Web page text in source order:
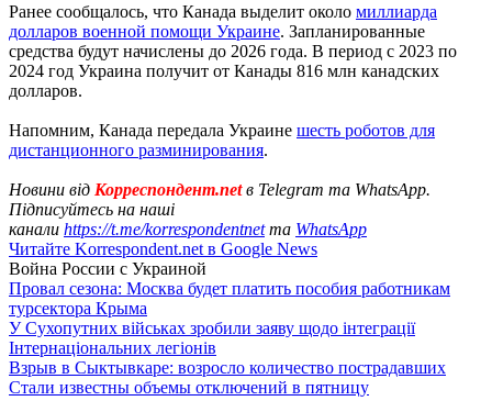
Ранее сообщалось, что Канада выделит около миллиарда
долларов военной помощи Украине. Запланированные
средства будут начислены до 2026 года. В период с 2023 по
2024 год Украина получит от Канады 816 млн канадских
долларов.
Напомним, Канада передала Украине шесть роботов для
дистанционного разминирования.
Новини від Корреспондент.netв Telegram та WhatsApp.
Підписуйтесь на наші
канали https://t.me/korrespondentnetта WhatsApp
Читайте Korrespondent.net в Google News
Война России с Украиной
Провал сезона: Москва будет платить пособия работникам
турсектора Крыма
У Сухопутних військах зробили заяву щодо інтеграції
Інтернаціональних легіонів
Взрыв в Сыктывкаре: возросло количество пострадавших
Стали известны объемы отключений в пятницу